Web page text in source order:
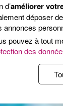
d’améliorer
déposer
annonces
pouvez à tout
des